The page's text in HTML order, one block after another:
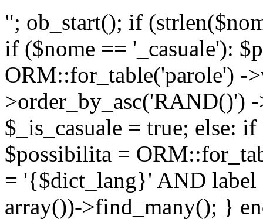
"; ob_start(); if
if ($nome == '_casuale'):
ORM::for_table('parole') -
>order_by_asc('RAND()')
$_is_casuale = true; else:
$possibilita =
= '{$dict_lang}' AND
array())->find_many(); }